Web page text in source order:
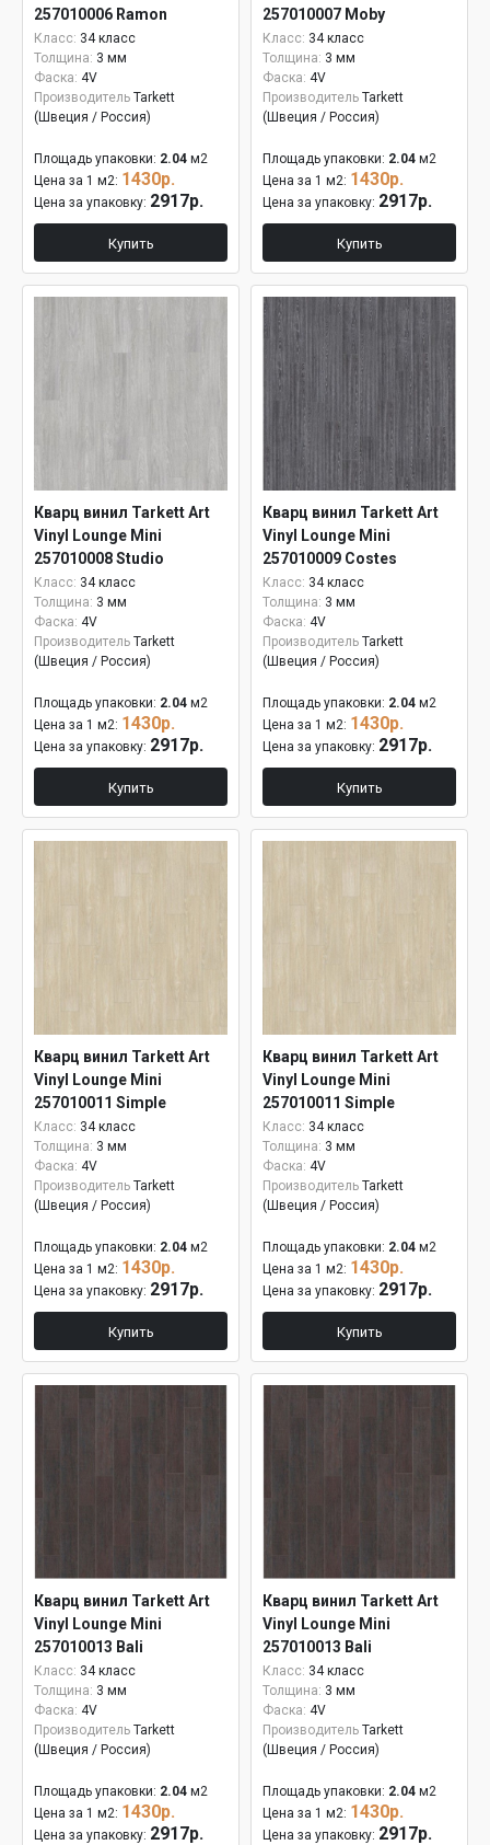
257010006 Ramon
Класс: 34 класс
Толщина: 3 мм
Фаска: 4V
Производитель Tarkett
(Швеция / Россия)
Площадь упаковки: 2.04 м2
Цена за 1 м2: 1430р.
Цена за упаковку: 2917р.
Купить
257010007 Moby
Класс: 34 класс
Толщина: 3 мм
Фаска: 4V
Производитель Tarkett
(Швеция / Россия)
Площадь упаковки: 2.04 м2
Цена за 1 м2: 1430р.
Цена за упаковку: 2917р.
Купить
Кварц винил Tarkett Art
Vinyl Lounge Mini
257010008 Studio
Класс: 34 класс
Толщина: 3 мм
Фаска: 4V
Производитель Tarkett
(Швеция / Россия)
Площадь упаковки: 2.04 м2
Цена за 1 м2: 1430р.
Цена за упаковку: 2917р.
Купить
Кварц винил Tarkett Art
Vinyl Lounge Mini
257010009 Costes
Класс: 34 класс
Толщина: 3 мм
Фаска: 4V
Производитель Tarkett
(Швеция / Россия)
Площадь упаковки: 2.04 м2
Цена за 1 м2: 1430р.
Цена за упаковку: 2917р.
Купить
Кварц винил Tarkett Art
Vinyl Lounge Mini
257010011 Simple
Класс: 34 класс
Толщина: 3 мм
Фаска: 4V
Производитель Tarkett
(Швеция / Россия)
Площадь упаковки: 2.04 м2
Цена за 1 м2: 1430р.
Цена за упаковку: 2917р.
Купить
Кварц винил Tarkett Art
Vinyl Lounge Mini
257010011 Simple
Класс: 34 класс
Толщина: 3 мм
Фаска: 4V
Производитель Tarkett
(Швеция / Россия)
Площадь упаковки: 2.04 м2
Цена за 1 м2: 1430р.
Цена за упаковку: 2917р.
Купить
Кварц винил Tarkett Art
Vinyl Lounge Mini
257010013 Bali
Класс: 34 класс
Толщина: 3 мм
Фаска: 4V
Производитель Tarkett
(Швеция / Россия)
Площадь упаковки: 2.04 м2
Цена за 1 м2: 1430р.
Цена за упаковку: 2917р.
Кварц винил Tarkett Art
Vinyl Lounge Mini
257010013 Bali
Класс: 34 класс
Толщина: 3 мм
Фаска: 4V
Производитель Tarkett
(Швеция / Россия)
Площадь упаковки: 2.04 м2
Цена за 1 м2: 1430р.
Цена за упаковку: 2917р.